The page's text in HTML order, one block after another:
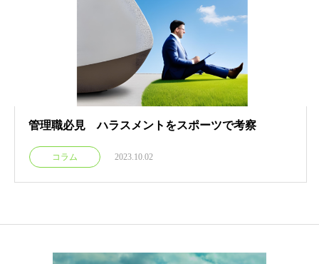
管理職必見 ハラスメントをスポーツで考察
コラム 2023.10.02